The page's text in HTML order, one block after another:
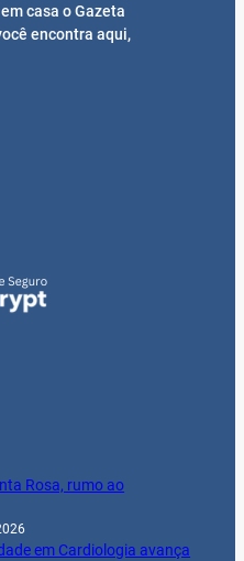
casa o Gazeta
encontra aqui,
Rosa, rumo ao
em Cardiologia avança